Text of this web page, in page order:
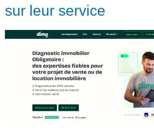
sur leur service